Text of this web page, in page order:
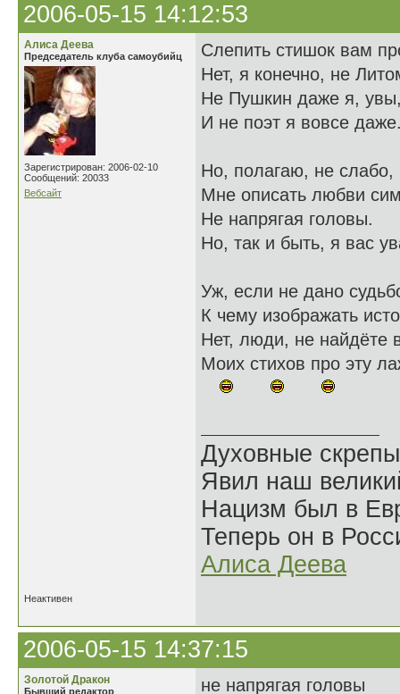
2006-05-15 14:12:53
Алиса Деева
Председатель клуба самоубийц
Зарегистрирован: 2006-02-10
Сообщений: 20033
Вебсайт
Слепить стишок вам
Нет, я конечно, не
Не Пушкин даже я,
И не поэт я вовсе
Но, полагаю, не слабо,
Мне описать любви
Не напрягая головы.
Но, так и быть, я вас
Уж, если не дано
К чему изображать
Нет, люди, не найдёте
Моих стихов про эту
Духовные
Явил наш
Нацизм был в
Теперь он в
Алиса Деева
Неактивен
2006-05-15 14:37:15
Золотой Дракон
Бывший редактор не напрягая головы